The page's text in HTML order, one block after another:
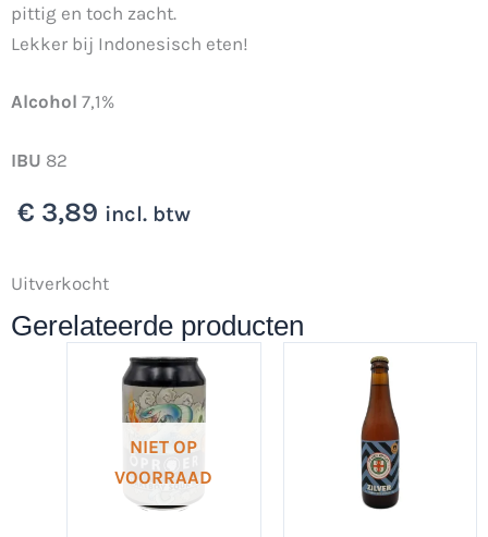
pittig en toch zacht.
Lekker bij Indonesisch eten!
Alcohol 7,1%
IBU 82
€ 3,89 incl. btw
Uitverkocht
Gerelateerde producten
NIET OP
VOORRAAD